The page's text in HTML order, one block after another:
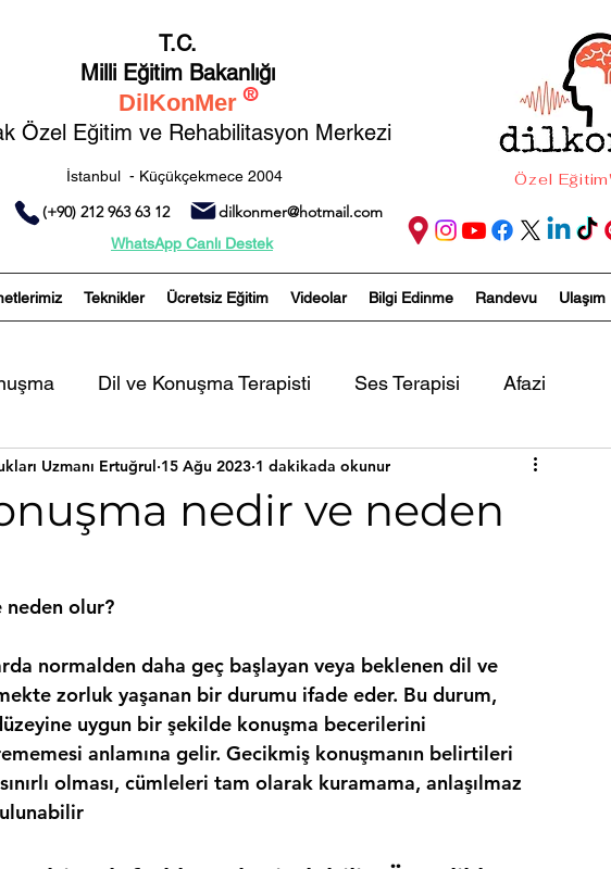
T.C.
Milli Eğitim Bakanlığı
DilKonMer
Özel Eğitim ve Rehabilitasyon Merkezi
İstanbul - Küçükçekmece 2004 Özel
®
(+90) 212 963 63 12 dilkonmer@hotmail.com
WhatsApp Canlı Destek
Teknikler Ücretsiz Eğitim Videolar Bilgi Edinme Randevu Ulaşım
Dil ve Konuşma Terapisti Ses Terapisi Afazi
Bozukluğu İşitme Yetersizliği Olan Bireyler
nedir ve neden
Uzmanı Ertuğrul 15 Ağu 2023 1 dakikada okunur
neden olur?
normalden daha geç başlayan veya beklenen dil ve
zorluk yaşanan bir durumu ifade eder. Bu durum,
uygun bir şekilde konuşma becerilerini
anlamına gelir. Gecikmiş konuşmanın belirtileri
olması, cümleleri tam olarak kuramama, anlaşılmaz